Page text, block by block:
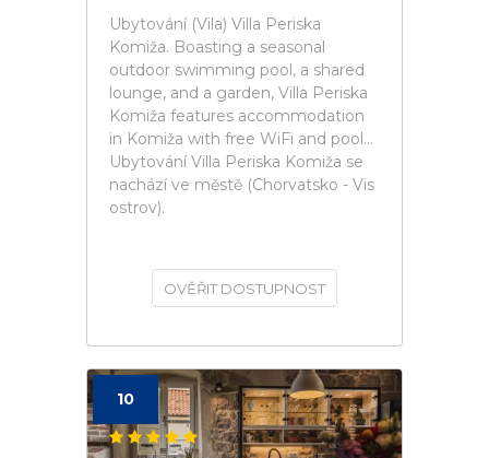
Ubytování (Vila) Villa Periska
Komiža. Boasting a seasonal
outdoor swimming pool, a shared
lounge, and a garden, Villa Periska
Komiža features accommodation
in Komiža with free WiFi and pool...
Ubytování Villa Periska Komiža se
nachází ve městě (Chorvatsko - Vis
ostrov).
OVĚŘIT DOSTUPNOST
10